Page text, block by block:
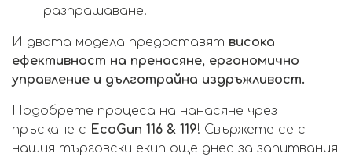
разпрашаване.
И двата модела предоставят висока
ефективност на пренасяне, ергономично
управление и дълготрайна издръжливост.
Подобрете процеса на нанасяне чрез
пръскане с EcoGun 116 & 119! Свържете се с
нашия търговски екип още днес за запитвания